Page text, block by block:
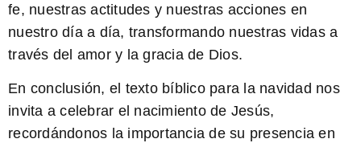
fe, nuestras actitudes y nuestras acciones en
nuestro día a día, transformando nuestras vidas a
través del amor y la gracia de Dios.
En conclusión, el texto bíblico para la navidad nos
invita a celebrar el nacimiento de Jesús,
recordándonos la importancia de su presencia en